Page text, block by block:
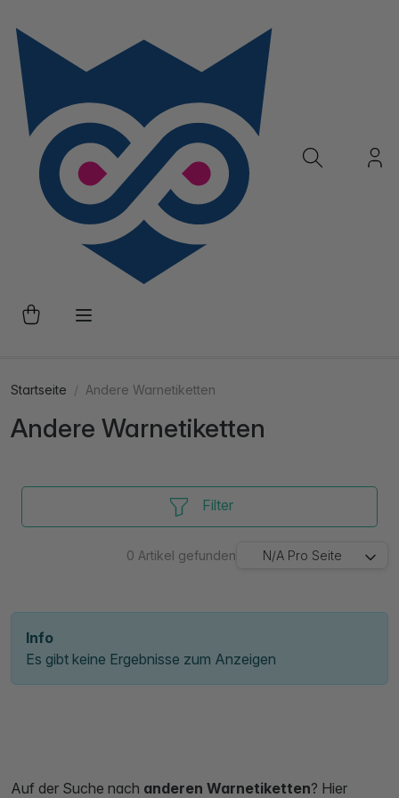
Startseite Andere Warnetiketten
Andere Warnetiketten
Filter
0 Artikel gefunden N/A Pro Seite
Info
Es gibt keine Ergebnisse zum Anzeigen
Auf der Suche nach anderen Warnetiketten? Hier